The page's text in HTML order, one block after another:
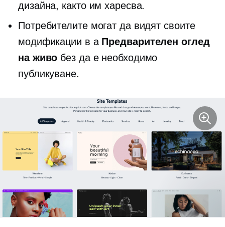
дизайна, както им харесва.
Потребителите могат да видят своите
модификации в a Предварителен оглед
на живо без да е необходимо
публикуване.